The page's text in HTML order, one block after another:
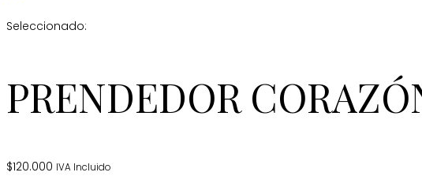
Seleccionado:
PRENDEDOR
$120.000 IVA Incluido